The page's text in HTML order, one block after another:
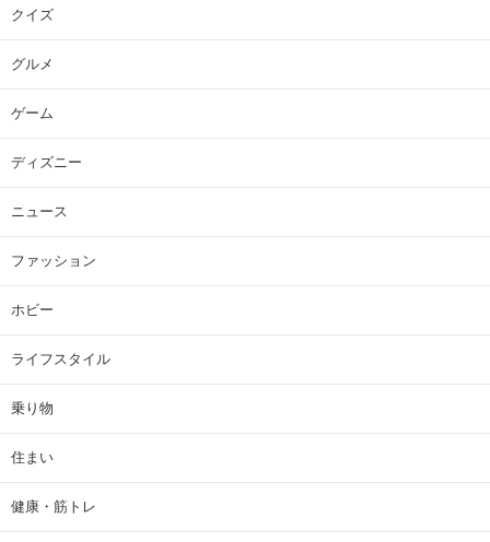
クイズ
グルメ
ゲーム
ディズニー
ニュース
ファッション
ホビー
ライフスタイル
乗り物
住まい
健康・筋トレ